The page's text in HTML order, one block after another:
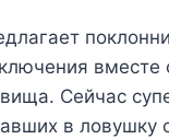
Сейчас
в